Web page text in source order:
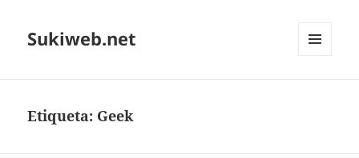
Sukiweb.net
Etiqueta: Geek